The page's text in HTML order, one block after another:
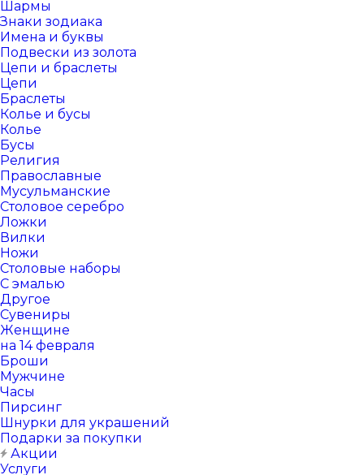
Шармы
Знаки зодиака
Имена и буквы
Подвески из золота
Цепи и браслеты
Цепи
Браслеты
Колье и бусы
Колье
Бусы
Религия
Православные
Мусульманские
Столовое серебро
Ложки
Вилки
Ножи
Столовые наборы
С эмалью
Другое
Сувениры
Женщине
на 14 февраля
Броши
Мужчине
Часы
Пирсинг
Шнурки для украшений
Подарки за покупки
Акции
Услуги